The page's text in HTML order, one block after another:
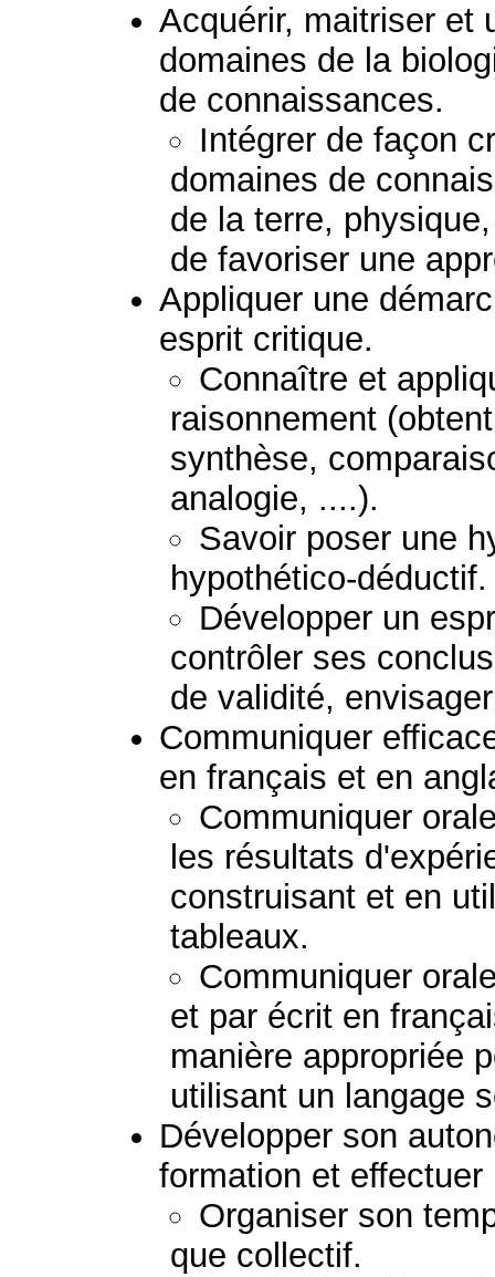
Acquérir, maitriser et
domaines de la
de connaissances.
Intégrer de façon
domaines de
de la terre,
de favoriser une
Appliquer une
esprit critique.
Connaître et
raisonnement
synthèse,
analogie, ....).
Savoir poser une
hypothético-déductif.
Développer un
contrôler ses
de validité,
Communiquer
en français et en
Communiquer
les résultats
construisant et en
tableaux.
Communiquer
et par écrit en
manière appropriée
utilisant un langage
Développer son
formation et
Organiser son
que collectif.